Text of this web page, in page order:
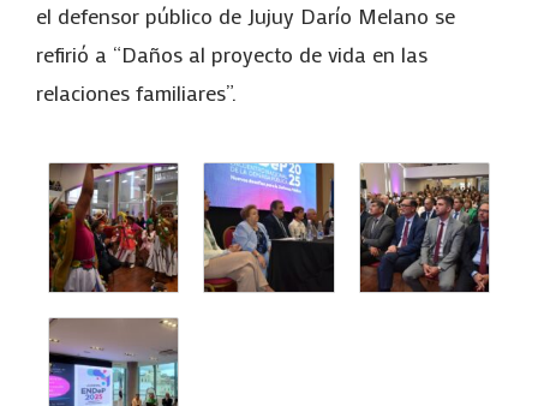
el defensor público de Jujuy Darío Melano se
refirió a “Daños al proyecto de vida en las
relaciones familiares”.